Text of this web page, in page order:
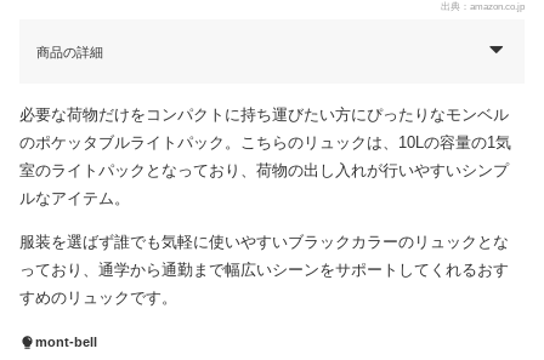
出典： amazon.co.jp
商品の詳細
必要な荷物だけをコンパクトに持ち運びたい方にぴったりなモンベル
のポケッタブルライトパック。こちらのリュックは、10Lの容量の1気
室のライトパックとなっており、荷物の出し入れが行いやすいシンプ
ルなアイテム。
服装を選ばず誰でも気軽に使いやすいブラックカラーのリュックとな
っており、通学から通勤まで幅広いシーンをサポートしてくれるおす
すめのリュックです。
mont-bell